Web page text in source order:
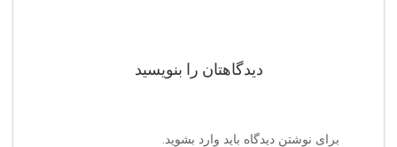
دیدگاهتان را بنویسید
برای نوشتن دیدگاه باید وارد بشوید